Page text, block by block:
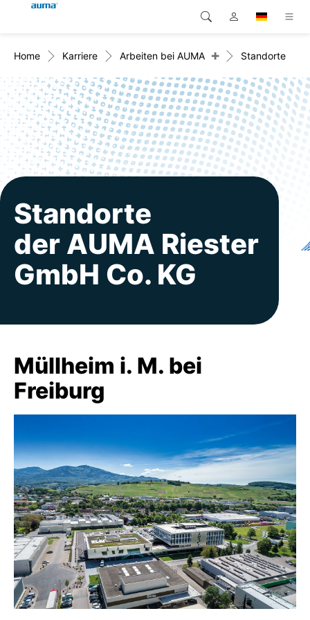
Produkte
Lösungen
Downloads
Service
Karriere
Unternehmen
Kontakt
Global
Europa
Asien und Pazifik
Nordamerika
Suche
Home Karriere Arbeiten bei AUMA + Standorte
Standorte
der AUMA Riester
GmbH Co. KG
Müllheim i. M. bei
Freiburg